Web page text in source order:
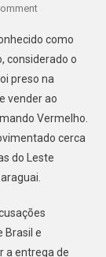
On
Tenta
Extraditar
“Mestre
Das
Armas”
Há
Quase
Dois
como
considerado o
preso na
vender ao
Vermelho.
cerca
do Leste
Brasil e
a entrega de